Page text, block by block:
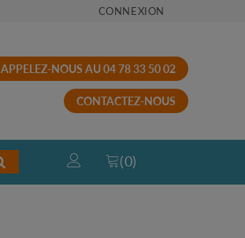
CONNEXION
APPELEZ-NOUS AU 04 78 33 50 02
CONTACTEZ-NOUS
(0)